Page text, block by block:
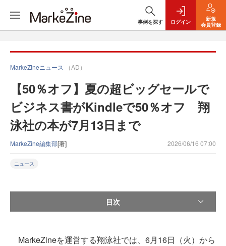
事例を探す ログイン
新規
会員登録
MarkeZineニュース （AD）
【50％オフ】夏の超ビッグセールで
ビジネス書がKindleで50％オフ 翔
泳社の本が7月13日まで
MarkeZine編集部[著] 2026/06/16 07:00
ニュース
目次
MarkeZineを運営する翔泳社では、6月16日（火）から